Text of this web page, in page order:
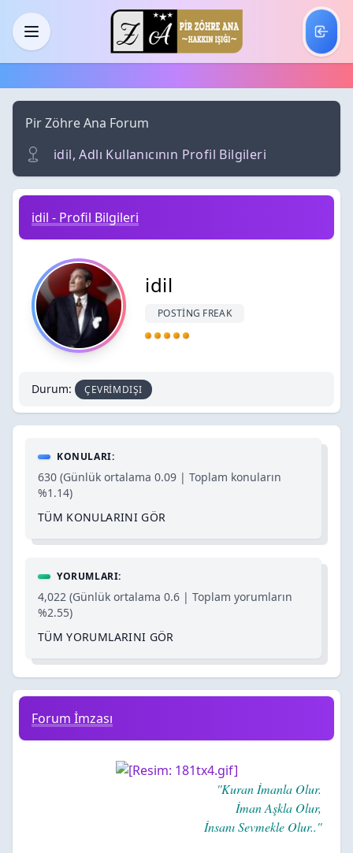
Skip to main content
Menü
Pir Zöhre Ana Forum
idil, Adlı Kullanıcının Profil Bilgileri
idil - Profil Bilgileri
idil
POSTING FREAK
Durum: ÇEVRIMDIŞI
KONULARI:
630 (Günlük ortalama 0.09 | Toplam konuların
%1.14)
TÜM KONULARINI GÖR
YORUMLARI:
4,022 (Günlük ortalama 0.6 | Toplam yorumların
%2.55)
TÜM YORUMLARINI GÖR
Forum İmzası
''Kuran İmanla Olur.
İman Aşkla Olur,
İnsanı Sevmekle Olur..''